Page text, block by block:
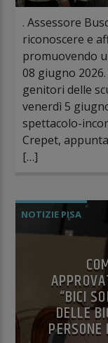
. Assessore
riconoscere e
promuovendo
08 giugno
genitori delle
venerdì 5
spettacolo-
Crepet,
[…]
NOTIZIE PISA
“BICI
DELLE